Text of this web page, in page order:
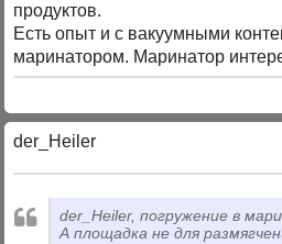
продуктов.
Есть опыт и с вакуумными
маринатором. Маринатор
der_Heiler
der_Heiler, погружение в
А площадка не для